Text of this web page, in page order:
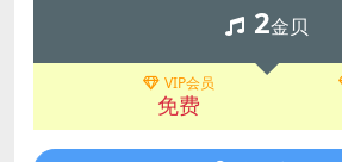
2金贝
VIP会员
免费